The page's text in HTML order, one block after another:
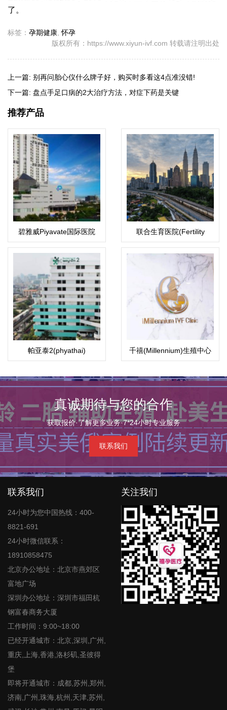
了。
标签： 孕期健康,怀孕
版权所有：https://www.xiyun-ivf.com 转载请注明出处
上一篇: 别再问胎心仪什么牌子好，购买时多看这4点准没错!
下一篇: 盘点手足口病的2大治疗方法，对症下药是关键
推荐产品
碧雅威Piyavate国际医院
联合生育医院(Fertility
Associates)
帕亚泰2(phyathai) 千禧(Millennium)生殖中心
真诚期待与您的合作
获取报价·了解更多业务·7*24小时专业服务
联系我们
联系我们
24小时为您中国热线：400-
8821-691
24小时微信联系：
18910858475
北京办公地址：北京市燕郊区
富地广场
深圳办公地址：深圳市福田杭
钢富春商务大厦
工作时间：9:00~18:00
已经开通城市：北京,深圳,广州,
重庆,上海,香港,洛杉矶,圣彼得
堡
即将开通城市：成都,苏州,郑州,
济南,广州,珠海,杭州,天津,苏州,
关注我们